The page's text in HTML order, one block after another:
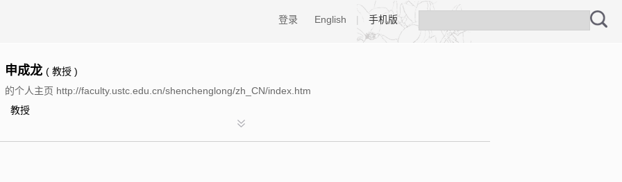
登录 English | 手机版
申成龙 ( 教授 )
的个人主页 http://faculty.ustc.edu.cn/shenchenglong/zh_CN/index.htm
教授